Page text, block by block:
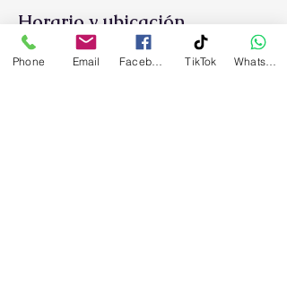
Horario y ubicación
Jun 07, 2026, 7:00 PM – 9:00 PM
Phone Email TikTok